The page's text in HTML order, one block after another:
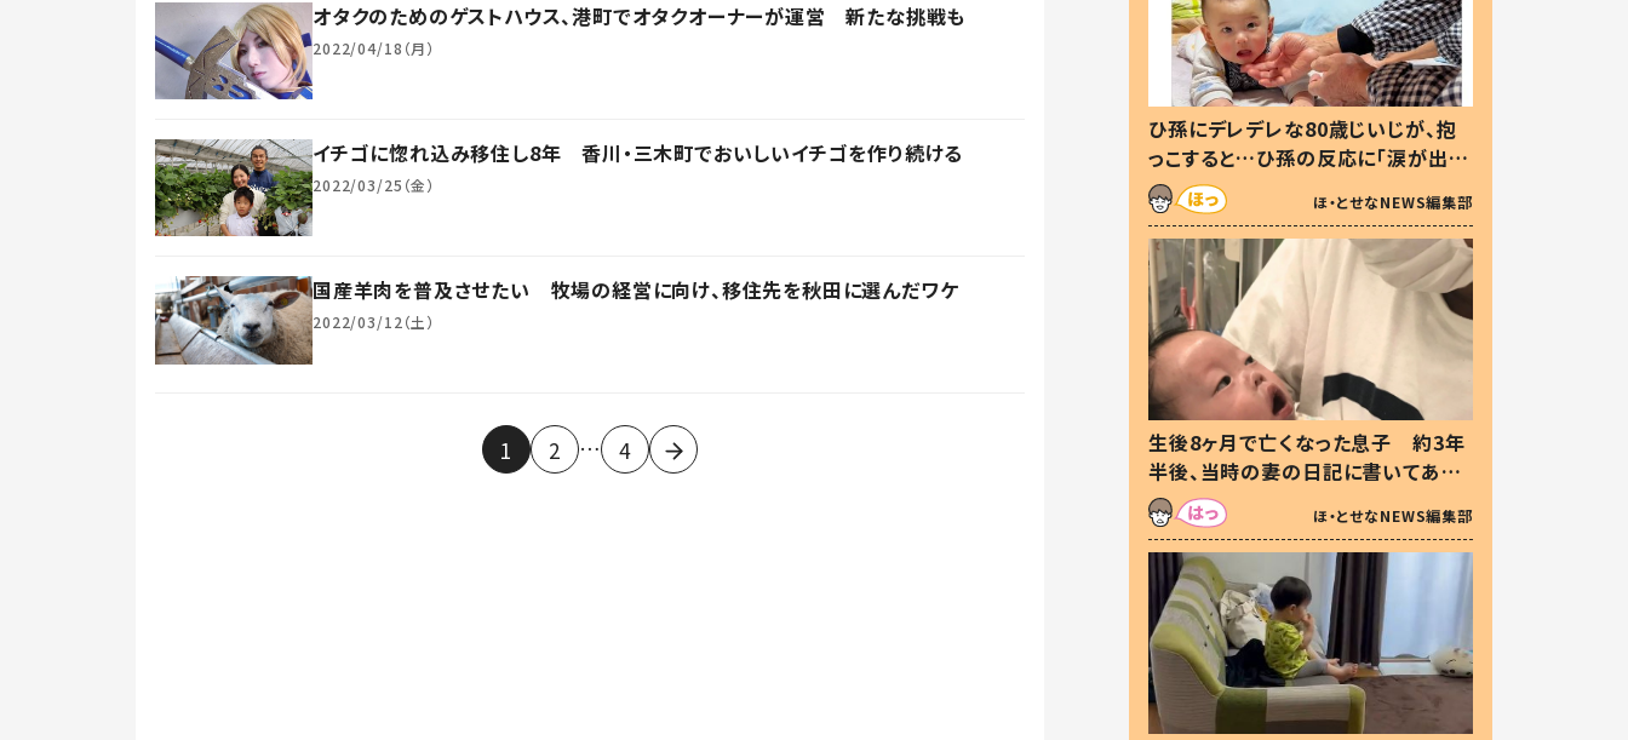
オタクのためのゲストハウス、港町でオタクオーナーが運営 新たな挑戦も
2022/04/18（月）
イチゴに惚れ込み移住し8年 香川・三木町でおいしいイチゴを作り続ける
2022/03/25（金）
国産羊肉を普及させたい 牧場の経営に向け、移住先を秋田に選んだワケ
2022/03/12（土）
1 2 … 4
ひ孫にデレデレな80歳じいじが、抱
っこすると…ひ孫の反応に「涙が出ま
した」「可愛くて仕方ない」
ほ・とせなNEWS編集部
生後8ヶ月で亡くなった息子 約3年
半後、当時の妻の日記に書いてあっ
た本音とは
ほ・とせなNEWS編集部